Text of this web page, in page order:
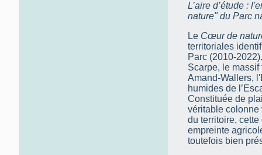
L’aire d’étude :
nature" du Parc
Le Cœur de
territoriales
Parc (2010-
Scarpe, le
Amand-Wallers,
humides de
Constituée de
véritable colonne
du territoire,
empreinte
toutefois bien